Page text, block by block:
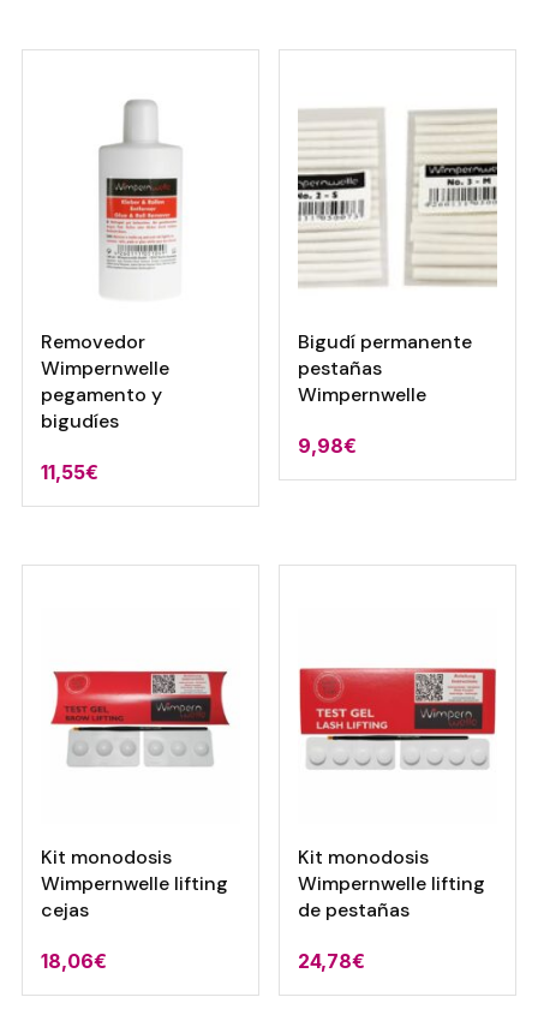
era: es:
era:
es:
Removedor
Wimpernwelle
pegamento y
bigudíes
11,55€
Bigudí permanente
pestañas
Wimpernwelle
9,98€
Kit monodosis
Wimpernwelle lifting
cejas
18,06€
Kit monodosis
Wimpernwelle lifting
de pestañas
24,78€